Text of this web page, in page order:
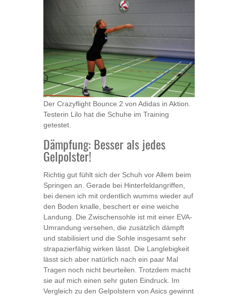
Der Crazyflight Bounce 2 von Adidas in Aktion.
Testerin Lilo hat die Schuhe im Training
getestet.
Dämpfung: Besser als jedes
Gelpolster!
Richtig gut fühlt sich der Schuh vor Allem beim
Springen an. Gerade bei Hinterfeldangriffen,
bei denen ich mit ordentlich wumms wieder auf
den Boden knalle, beschert er eine weiche
Landung. Die Zwischensohle ist mit einer EVA-
Umrandung versehen, die zusätzlich dämpft
und stabilisiert und die Sohle insgesamt sehr
strapazierfähig wirken lässt. Die Langlebigkeit
lässt sich aber natürlich nach ein paar Mal
Tragen noch nicht beurteilen. Trotzdem macht
sie auf mich einen sehr guten Eindruck. Im
Vergleich zu den Gelpolstern von Asics gewinnt